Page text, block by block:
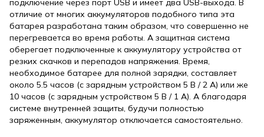
отличие от многих аккумуляторов подобного типа эта
батарея разработана таким образом, что совершенно не
перегревается во время работы. А защитная система
оберегает подключенные к аккумулятору устройства от
резких скачков и перепадов напряжения. Время,
необходимое батарее для полной зарядки, составляет
около 5.5 часов (с зарядным устройством 5 В / 2 A) или же
10 часов (с зарядным устройством 5 В / 1 A). А благодаря
системе внутренней защиты, будучи полностью
заряженным, аккумулятор отключается самостоятельно.